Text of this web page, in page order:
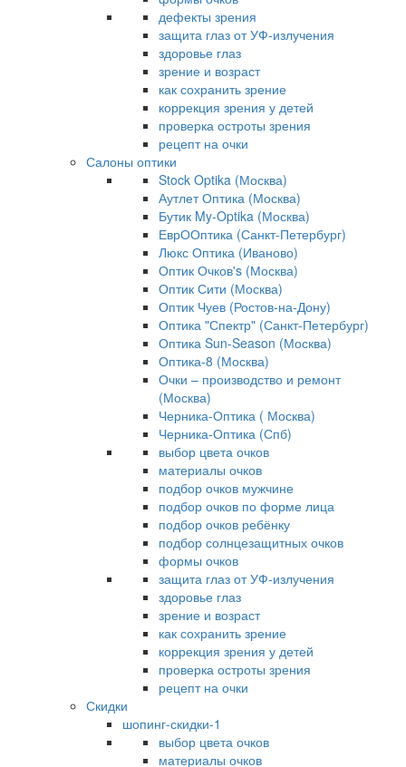
дефекты зрения
защита глаз от УФ-излучения
здоровье глаз
зрение и возраст
как сохранить зрение
коррекция зрения у детей
проверка остроты зрения
рецепт на очки
Салоны оптики
Stock Optika (Москва)
Аутлет Оптика (Москва)
Бутик My-Optika (Москва)
ЕврООптика (Санкт-Петербург)
Люкс Оптика (Иваново)
Оптик Очков's (Москва)
Оптик Сити (Москва)
Оптик Чуев (Ростов-на-Дону)
Оптика "Спектр" (Санкт-Петербург)
Оптика Sun-Season (Москва)
Оптика-8 (Москва)
Очки – производство и ремонт
(Москва)
Черника-Оптика ( Москва)
Черника-Оптика (Спб)
выбор цвета очков
материалы очков
подбор очков мужчине
подбор очков по форме лица
подбор очков ребёнку
подбор солнцезащитных очков
формы очков
защита глаз от УФ-излучения
здоровье глаз
зрение и возраст
как сохранить зрение
коррекция зрения у детей
проверка остроты зрения
рецепт на очки
Скидки
шопинг-скидки-1
выбор цвета очков
материалы очков